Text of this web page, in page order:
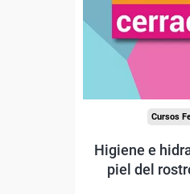
Cursos
Higiene e
piel del